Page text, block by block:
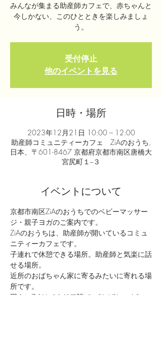
みんなが集まる助産師カフェで、赤ちゃんと
今しかない、このひとときを楽しみましょ
う。
受付停止
他のイベントを見る
日時・場所
2023年12月21日 10:00 – 12:00
助産師コミュニティーカフェ ZiAのおうち,
日本、〒601-8467 京都府京都市南区唐橋大
宮尻町１−３
イベントについて
京都市南区ZiAのおうちでのベビーマッサー
ジ・親子ヨガのご案内です。
ZiAのおうちは、助産師が開いているコミュ
ニティーカフェです。
子連れで休憩できる場所。助産師と気楽に話
せる場所。
近所のおばちゃん家に寄るみたいに寄れる場
所です。
因みにZiAはイタリア語で　”おばちゃん”